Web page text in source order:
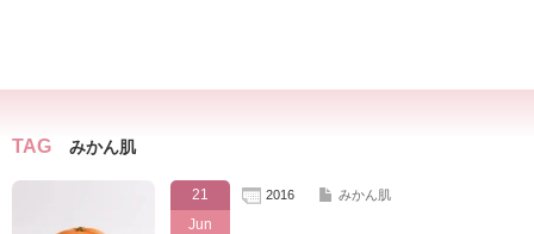
TAG みかん肌
21
Jun
2016 みかん肌